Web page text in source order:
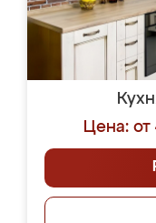
Цена: от